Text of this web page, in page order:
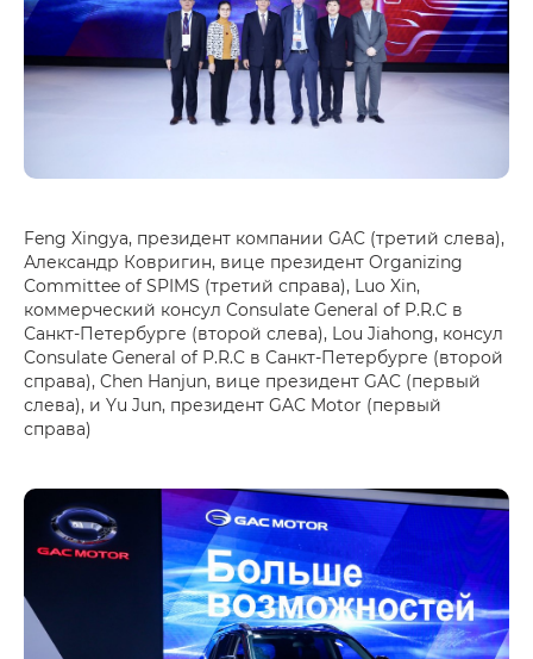
Feng Xingya, президент компании GAC (третий слева),
Александр Ковригин, вице президент Organizing
Committee of SPIMS (третий справа), Luo Xin,
коммерческий консул Consulate General of P.R.C в
Санкт-Петербурге (второй слева), Lou Jiahong, консул
Consulate General of P.R.C в Санкт-Петербурге (второй
справа), Chen Hanjun, вице президент GAC (первый
слева), и Yu Jun, президент GAC Motor (первый
справа)